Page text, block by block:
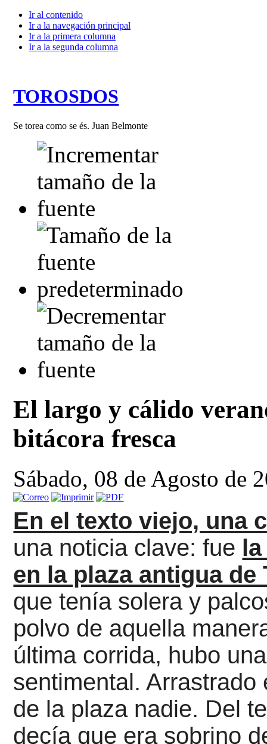
Ir al contenido
Ir a la navegación principal
Ir a la primera columna
Ir a la segunda columna
TOROSDOS
Se torea como se és. Juan Belmonte
El largo y cálido
bitácora fresca
Sábado, 08 de Agosto de
En el texto viejo, una
una noticia clave:fue
en la plaza antigua
que tenía solera y
polvo de aquella
última corrida, hubo
sentimental.
de la plaza nadie. Del
decía que era sobrino